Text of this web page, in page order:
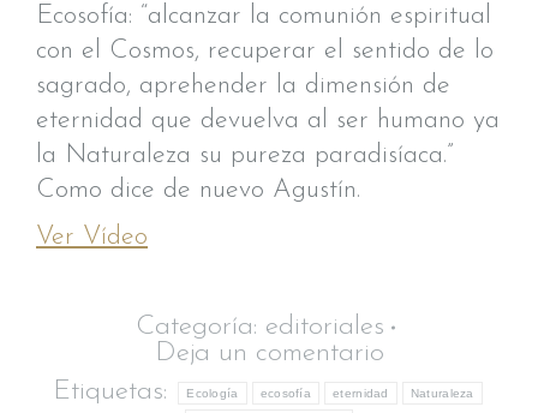
Ecosofía: “alcanzar la comunión espiritual
con el Cosmos, recuperar el sentido de lo
sagrado, aprehender la dimensión de
eternidad que devuelva al ser humano ya
la Naturaleza su pureza paradisíaca.”
Como dice de nuevo Agustín.
Ver Vídeo
Categoría: editoriales
Deja un comentario
Etiquetas:
Ecología ecosofía eternidad Naturaleza